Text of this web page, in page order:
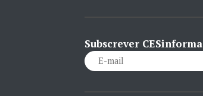
Subscrever CESinforma